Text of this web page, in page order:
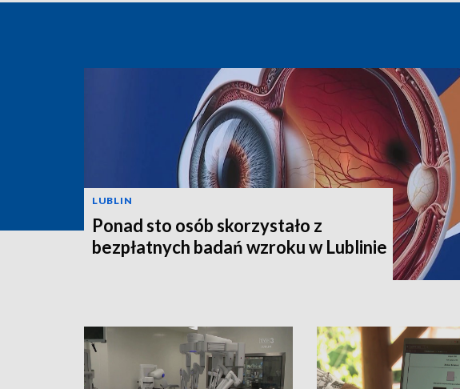
LUBLIN
Ponad sto osób skorzystało z
bezpłatnych badań wzroku w Lublinie